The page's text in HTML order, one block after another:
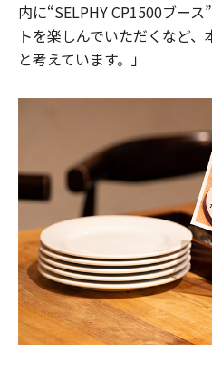
内に“SELPHY CP1500ブー
トを楽しんでいただくなど
と考えています。」